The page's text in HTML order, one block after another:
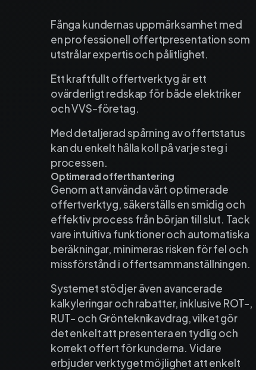
Fånga kundernas uppmärksamhet med
en professionell offertpresentation som
utstrålar expertis och pålitlighet.
Ett kraftfullt offertverktyg är ett
ovärderligt redskap för både elektriker
och VVS-företag.
Med detaljerad spårning av offertstatus
kan du enkelt hålla koll på varje steg i
processen.
Optimerad offerthantering
Genom att använda vårt optimerade
offertverktyg, säkerställs en smidig och
effektiv process från början till slut. Tack
vare intuitiva funktioner och automatiska
beräkningar, minimeras risken för fel och
missförstånd i offertsammanställningen.
Systemet stödjer även avancerade
kalkyleringar och rabatter, inklusive ROT-,
RUT- och Grönteknikavdrag, vilket gör
det enkelt att presentera en tydlig och
korrekt offert för kunderna. Vidare
erbjuder verktyget möjlighet att enkelt